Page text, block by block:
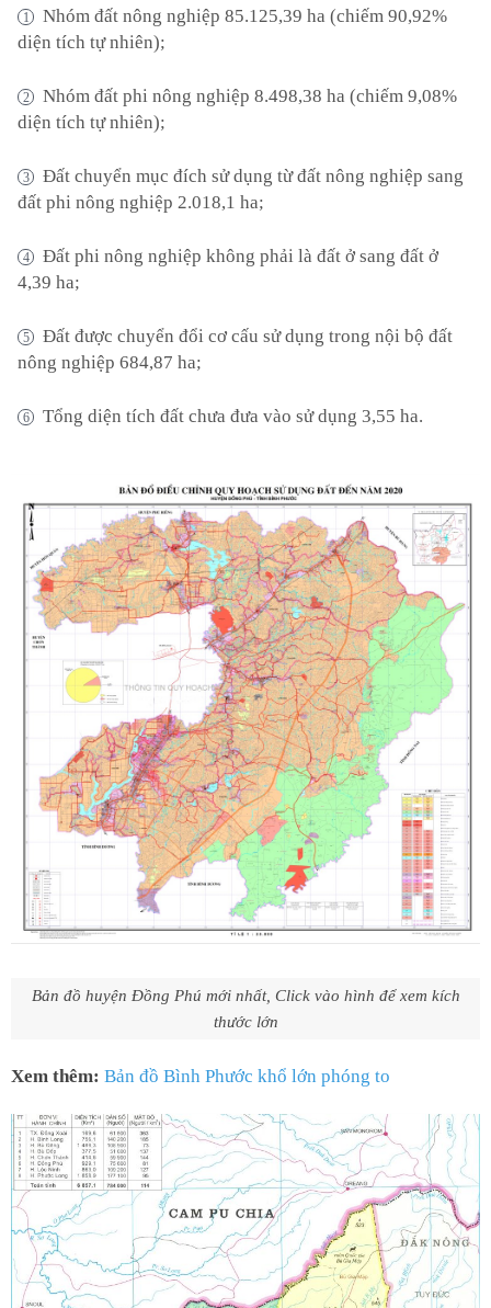
Nhóm đất nông nghiệp 85.125,39 ha (chiếm 90,92%
diện tích tự nhiên);
Nhóm đất phi nông nghiệp 8.498,38 ha (chiếm 9,08%
diện tích tự nhiên);
Đất chuyển mục đích sử dụng từ đất nông nghiệp sang
đất phi nông nghiệp 2.018,1 ha;
Đất phi nông nghiệp không phải là đất ở sang đất ở
4,39 ha;
Đất được chuyển đổi cơ cấu sử dụng trong nội bộ đất
nông nghiệp 684,87 ha;
Tổng diện tích đất chưa đưa vào sử dụng 3,55 ha.
Bản đồ huyện Đồng Phú mới nhất, Click vào hình để xem kích
thước lớn
Xem thêm: Bản đồ Bình Phước khổ lớn phóng to